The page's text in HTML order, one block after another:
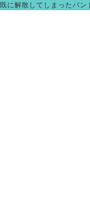
既に解散してしまったバ